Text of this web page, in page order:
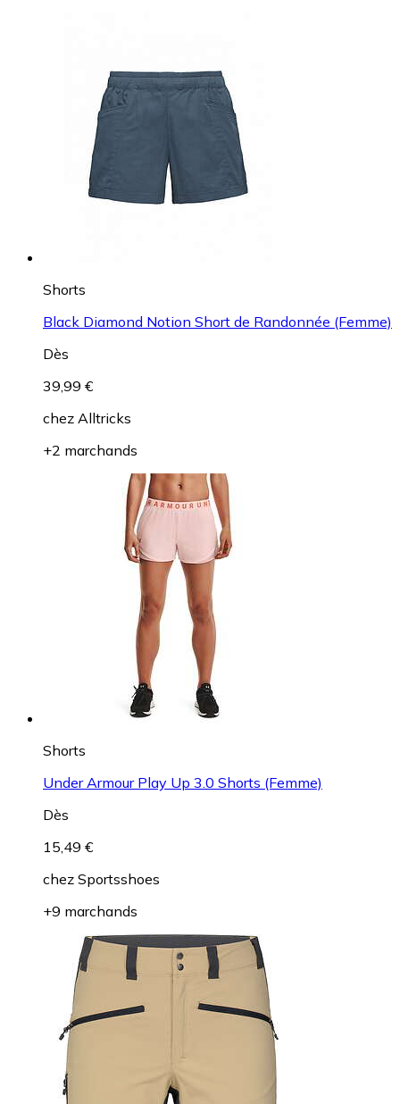
Shorts
Black Diamond Notion Short de Randonnée (Femme)
Dès
39,99 €
chez Alltricks
+2 marchands
Shorts
Under Armour Play Up 3.0 Shorts (Femme)
Dès
15,49 €
chez Sportsshoes
+9 marchands